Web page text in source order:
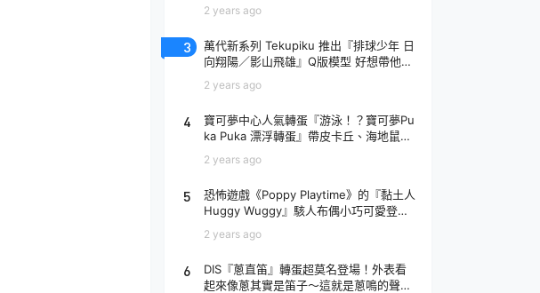
2 years ago
3
萬代新系列 Tekupiku 推出『排球少年 日
向翔陽／影山飛雄』Q版模型 好想帶他出
2 years ago
4
寶可夢中心人氣轉蛋『游泳！？寶可夢Pu
ka Puka 漂浮轉蛋』帶皮卡丘、海地鼠去
2 years ago
5
恐怖遊戲《Poppy Playtime》的『黏土人
Huggy Wuggy』駭人布偶小巧可愛登
2 years ago
6
DIS『蔥直笛』轉蛋超莫名登場！外表看
起來像蔥其實是笛子～這就是蔥鳴的聲音